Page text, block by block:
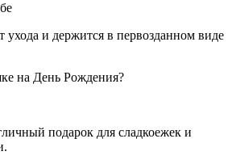
ухода и держится в первозданном виде
подарок для сладкоежек и